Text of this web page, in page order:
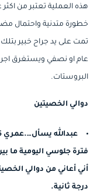
هذه العملية تعتبر من
خطورة متدنية واحتمال
تمت على يد جراح خبير
عام او نصفي ويستغرق
البروستات.
دوالي الخصيتين
أني أعاني من دوالي
درجة ثانية.